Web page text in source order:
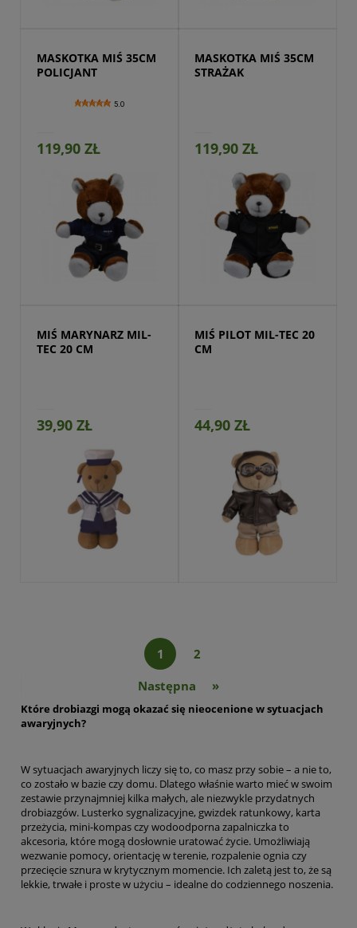
MASKOTKA MIŚ 35CM
POLICJANT
5.0
119,90 ZŁ
MASKOTKA MIŚ 35CM
STRAŻAK
119,90 ZŁ
Przejdź do produktu
MIŚ MARYNARZ MIL-
TEC 20 CM
39,90 ZŁ
MIŚ PILOT MIL-TEC 20
CM
44,90 ZŁ
1
2
»
Które drobiazgi mogą okazać się nieocenione w sytuacjach
awaryjnych?
W sytuacjach awaryjnych liczy się to, co masz przy sobie – a nie to,
co zostało w bazie czy domu. Dlatego właśnie warto mieć w swoim
zestawie przynajmniej kilka małych, ale niezwykle przydatnych
drobiazgów. Lusterko sygnalizacyjne, gwizdek ratunkowy, karta
przeżycia, mini-kompas czy wodoodporna zapalniczka to
akcesoria, które mogą dosłownie uratować życie. Umożliwiają
wezwanie pomocy, orientację w terenie, rozpalenie ognia czy
przecięcie sznura w krytycznym momencie. Ich zaletą jest to, że są
lekkie, trwałe i proste w użyciu – idealne do codziennego noszenia.